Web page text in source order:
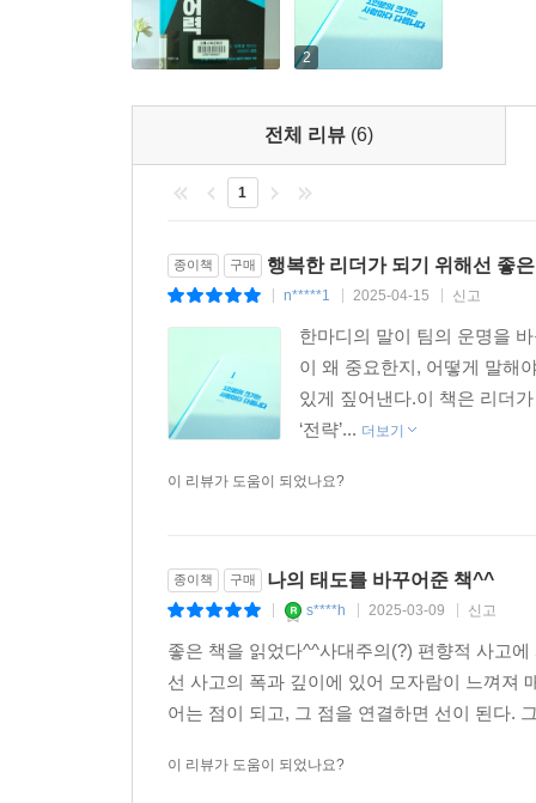
2
전체 리뷰 (6)
1
종이책 구매 행복한 리더가 되기 위해선 좋
n*****1 2025-04-15 신고
한마디의 말이 팀의 운명을
이 왜 중요한지, 어떻게 말해
있게 짚어낸다.이 책은 리더
‘전략’... 더보기
이 리뷰가 도움이 되었나요?
종이책 구매 나의 태도를 바꾸어준 책^^
s****h 2025-03-09 신고
좋은 책을 읽었다^^사대주의(?) 편향적 사고
선 사고의 폭과 깊이에 있어 모자람이 느껴져
어는 점이 되고, 그 점을 연결하면 선이 된다.
이 리뷰가 도움이 되었나요?